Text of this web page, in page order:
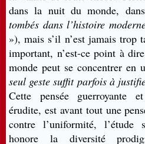
dans la nuit du monde,
tombés dans l’histoire
»), mais s’il n’est jamais trop
important, n’est-ce point à
monde peut se concentrer en
seul geste suffit parfois à
Cette pensée guerroyante
érudite, est avant tout une
contre l’uniformité, l’étude
honore la diversité